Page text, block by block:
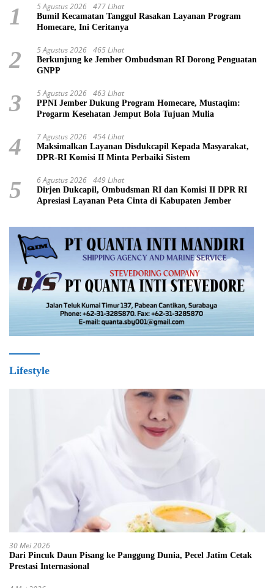
1 5 Agustus 2026 477 Lihat
Bumil Kecamatan Tanggul Rasakan Layanan Program
Homecare, Ini Ceritanya
2 5 Agustus 2026 465 Lihat
Berkunjung ke Jember Ombudsman RI Dorong Penguatan
GNPP
3 5 Agustus 2026 463 Lihat
PPNI Jember Dukung Program Homecare, Mustaqim:
Progarm Kesehatan Jemput Bola Tujuan Mulia
4 7 Agustus 2026 454 Lihat
Maksimalkan Layanan Disdukcapil Kepada Masyarakat,
DPR-RI Komisi II Minta Perbaiki Sistem
5 6 Agustus 2026 449 Lihat
Dirjen Dukcapil, Ombudsman RI dan Komisi II DPR RI
Apresiasi Layanan Peta Cinta di Kabupaten Jember
Lifestyle
30 Mei 2026
Dari Pincuk Daun Pisang ke Panggung Dunia, Pecel Jatim Cetak
Prestasi Internasional